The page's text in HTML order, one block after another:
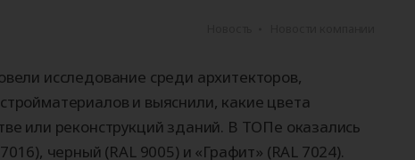
исследование среди архитекторов,
и выяснили, какие цвета
или реконструкций зданий. В ТОПе оказались
черный (RAL 9005) и «Графит» (RAL 7024).